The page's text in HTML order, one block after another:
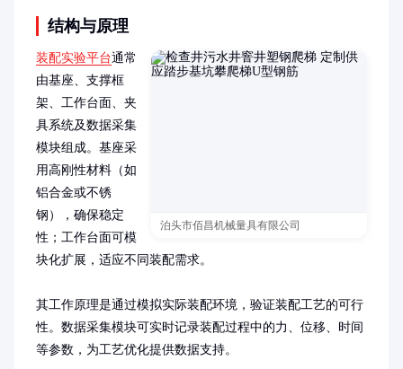
结构与原理
泊头市佰昌机械量具有限公司
装配实验平台通常
由基座、支撑框
架、工作台面、夹
具系统及数据采集
模块组成。基座采
用高刚性材料（如
铝合金或不锈
钢），确保稳定
性；工作台面可模
块化扩展，适应不同装配需求。
其工作原理是通过模拟实际装配环境，验证装配工艺的可行
性。数据采集模块可实时记录装配过程中的力、位移、时间
等参数，为工艺优化提供数据支持。